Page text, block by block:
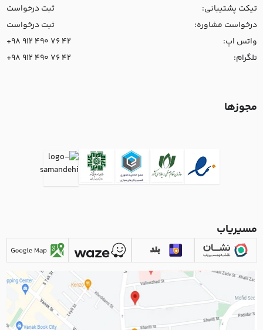
تیکت پشتیبانی:
ثبت درخواست
درخواست مشاوره:
ثبت درخواست
واتس اپ:
+98 912 490 76 42
تلگرام:
+98 912 490 76 42
مجوزها
مسیریاب